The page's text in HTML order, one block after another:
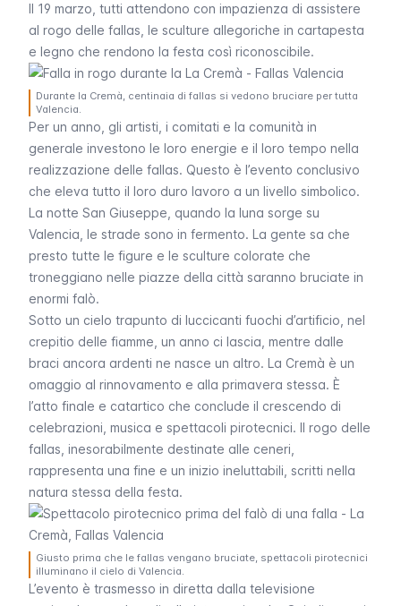
Il 19 marzo, tutti attendono con impazienza di assistere
al rogo delle fallas , le sculture allegoriche in cartapesta
e legno che rendono la festa così riconoscibile.
Durante la Cremà, centinaia di fallas si vedono bruciare per tutta
Valencia.
Per un anno, gli artisti, i comitati e la comunità in
generale investono le loro energie e il loro tempo nella
realizzazione delle fallas. Questo è l’evento conclusivo
che eleva tutto il loro duro lavoro a un livello simbolico.
La notte San Giuseppe, quando la luna sorge su
Valencia, le strade sono in fermento. La gente sa che
presto tutte le figure e le sculture colorate che
troneggiano nelle piazze della città saranno bruciate in
enormi falò.
Sotto un cielo trapunto di luccicanti fuochi d’artificio, nel
crepitio delle fiamme, un anno ci lascia, mentre dalle
braci ancora ardenti ne nasce un altro. La Cremà è un
omaggio al rinnovamento e alla primavera stessa. È
l’atto finale e catartico che conclude il crescendo di
celebrazioni, musica e spettacoli pirotecnici. Il rogo delle
fallas , inesorabilmente destinate alle ceneri,
rappresenta una fine e un inizio ineluttabili, scritti nella
natura stessa della festa.
Giusto prima che le fallas vengano bruciate, spettacoli pirotecnici
illuminano il cielo di Valencia.
L’evento è trasmesso in diretta dalla televisione